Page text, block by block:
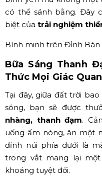
có thể sánh bằng. Đây
biệt của trải nghiệm
Bình minh trên Đỉnh Bàn
Bữa Sáng Thanh
Thức Mọi Giác Quan
Tại đây, giữa đất trời
sóng, bạn sẽ được
nhàng, thanh đạm.
uống ấm nóng, ăn một
đỉnh núi phía dưới là
trong vắt mang lại
khoáng tuyệt đối.